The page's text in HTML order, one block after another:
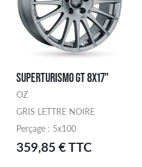
SUPERTURISMO GT 8X17"
OZ
GRIS LETTRE NOIRE
Perçage : 5x100
359,85 € TTC